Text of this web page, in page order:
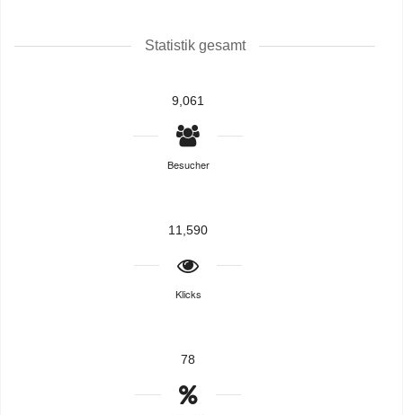
Statistik gesamt
9,061
Besucher
11,590
Klicks
78